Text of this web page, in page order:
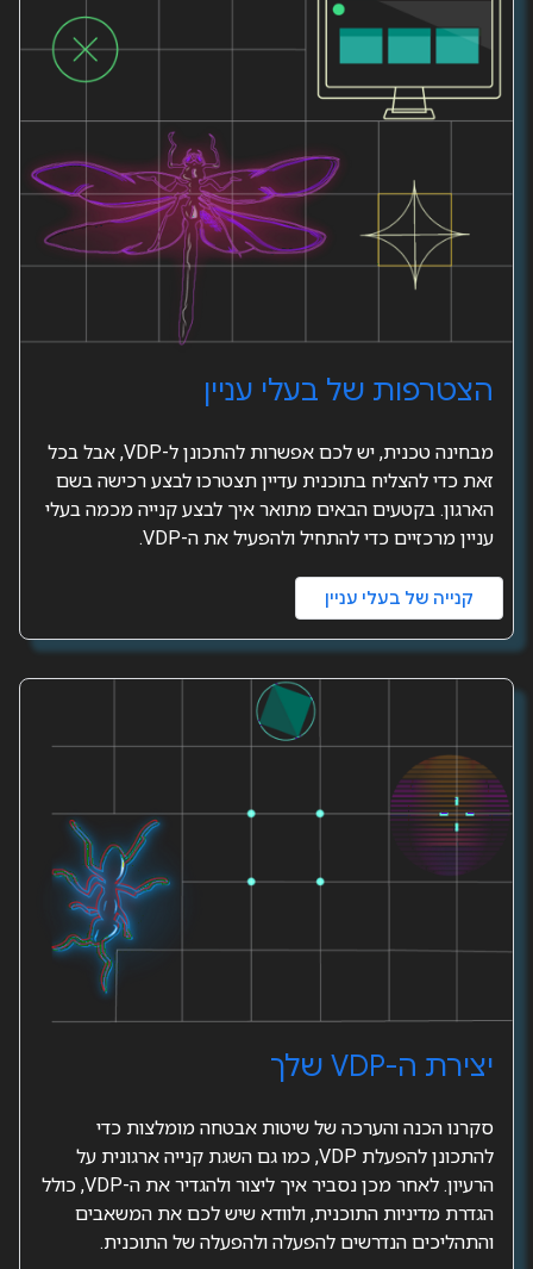
הצטרפות של בעלי עניין
מבחינה טכנית, יש לכם אפשרות להתכונן ל-VDP, אבל בכל
זאת כדי להצליח בתוכנית עדיין תצטרכו לבצע רכישה בשם
הארגון. בקטעים הבאים מתואר איך לבצע קנייה מכמה בעלי
עניין מרכזיים כדי להתחיל ולהפעיל את ה-VDP.
קנייה של בעלי עניין
יצירת ה-VDP שלך
סקרנו הכנה והערכה של שיטות אבטחה מומלצות כדי
להתכונן להפעלת VDP, כמו גם השגת קנייה ארגונית על
הרעיון. לאחר מכן נסביר איך ליצור ולהגדיר את ה-VDP, כולל
הגדרת מדיניות התוכנית, ולוודא שיש לכם את המשאבים
והתהליכים הנדרשים להפעלה ולהפעלה של התוכנית.